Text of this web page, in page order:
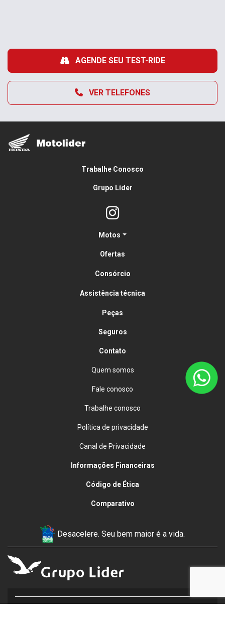
VER TELEFONES
AGENDE SEU TEST-RIDE
Trabalhe Conosco
Grupo Líder
Motos
Ofertas
Consórcio
Assistência técnica
Peças
Seguros
Contato
Quem somos
Fale conosco
Trabalhe conosco
Política de privacidade
Canal de Privacidade
Informações Financeiras
Código de Ética
Comparativo
Desacelere. Seu bem maior é a vida.